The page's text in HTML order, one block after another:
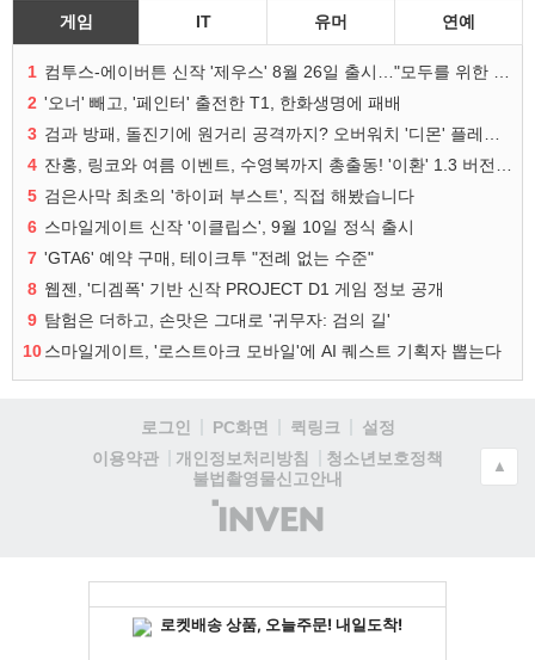
게임 IT 유머 연예
1
2 '오너' 빼고, '페인터' 출전한 T1, 한화생명에 패배
3
4
5 검은사막 최초의 '하이퍼 부스트', 직접 해봤습니다
6 스마일게이트 신작 '이클립스', 9월 10일 정식 출시
7 'GTA6' 예약 구매, 테이크투 "전례 없는 수준"
8 웹젠, '디겜폭' 기반 신작 PROJECT D1 게임 정보 공개
9 탐험은 더하고, 손맛은 그대로 '귀무자: 검의 길'
10스마일게이트, '로스트아크 모바일'에 AI 퀘스트 기획자 뽑는다
로그인 PC화면 퀵링크
설정
이용약관
개인정보처리방침
청소년보호정책
불법촬영물신고안내
(주)
인
▲